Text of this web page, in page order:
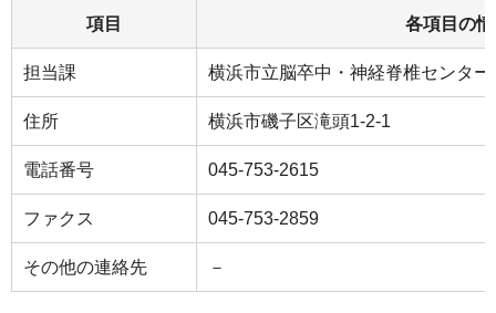
項目 各項目の
担当課 横浜市立脳卒中・神経脊椎センタ
住所 横浜市磯子区滝頭1-2-1
電話番号 045-753-2615
ファクス 045-753-2859
その他の連絡先 －